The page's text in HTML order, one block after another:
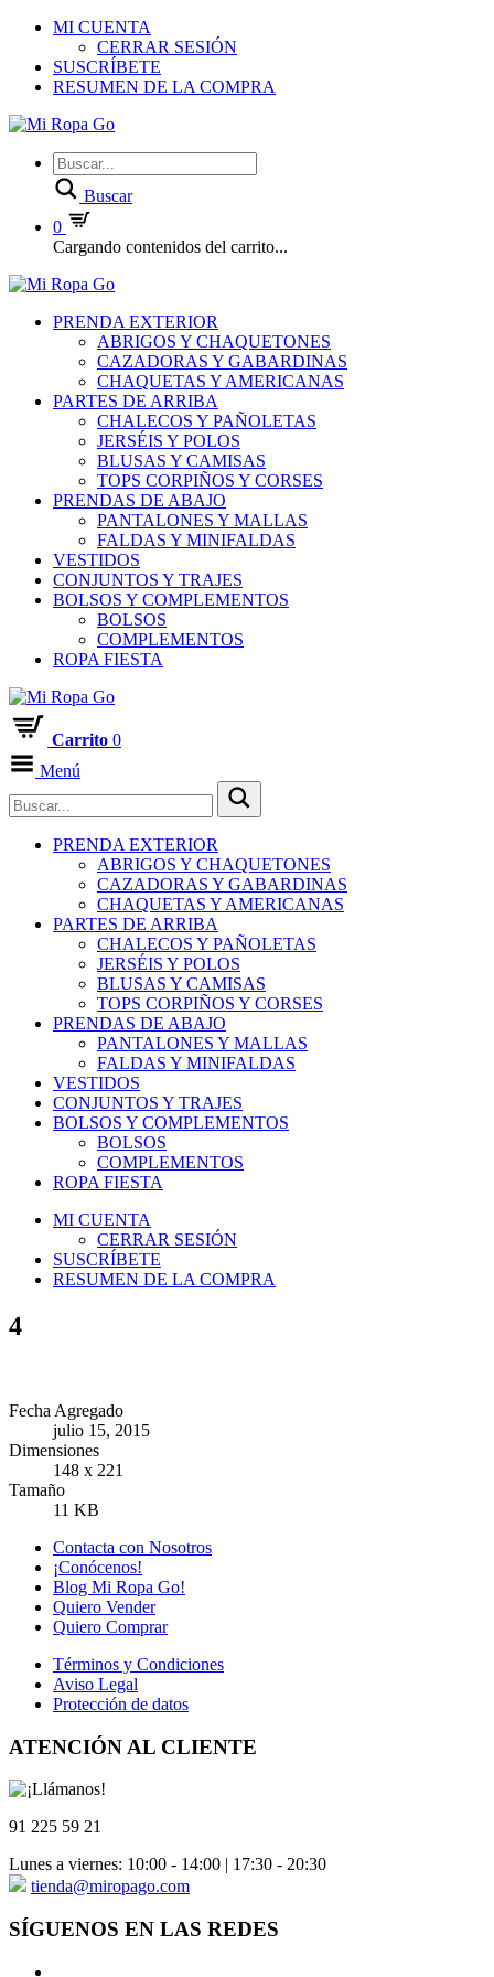
MI CUENTA
CERRAR SESIÓN
SUSCRÍBETE
RESUMEN DE LA COMPRA
Buscar
0
Cargando contenidos del carrito...
PRENDA EXTERIOR
ABRIGOS Y CHAQUETONES
CAZADORAS Y GABARDINAS
CHAQUETAS Y AMERICANAS
PARTES DE ARRIBA
CHALECOS Y PAÑOLETAS
JERSÉIS Y POLOS
BLUSAS Y CAMISAS
TOPS CORPIÑOS Y CORSES
PRENDAS DE ABAJO
PANTALONES Y MALLAS
FALDAS Y MINIFALDAS
VESTIDOS
CONJUNTOS Y TRAJES
BOLSOS Y COMPLEMENTOS
BOLSOS
COMPLEMENTOS
ROPA FIESTA
Carrito 0
Menú
PRENDA EXTERIOR
ABRIGOS Y CHAQUETONES
CAZADORAS Y GABARDINAS
CHAQUETAS Y AMERICANAS
PARTES DE ARRIBA
CHALECOS Y PAÑOLETAS
JERSÉIS Y POLOS
BLUSAS Y CAMISAS
TOPS CORPIÑOS Y CORSES
PRENDAS DE ABAJO
PANTALONES Y MALLAS
FALDAS Y MINIFALDAS
VESTIDOS
CONJUNTOS Y TRAJES
BOLSOS Y COMPLEMENTOS
BOLSOS
COMPLEMENTOS
ROPA FIESTA
MI CUENTA
CERRAR SESIÓN
SUSCRÍBETE
RESUMEN DE LA COMPRA
4
Fecha Agregado
julio 15, 2015
Dimensiones
148 x 221
Tamaño
11 KB
Contacta con Nosotros
¡Conócenos!
Blog Mi Ropa Go!
Quiero Vender
Quiero Comprar
Términos y Condiciones
Aviso Legal
Protección de datos
ATENCIÓN AL CLIENTE
91 225 59 21
Lunes a viernes: 10:00 - 14:00 | 17:30 - 20:30
tienda@miropago.com
SÍGUENOS EN LAS REDES